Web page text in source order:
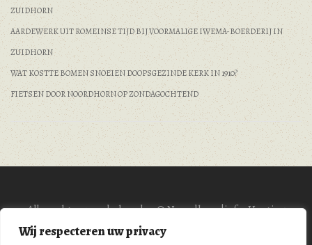
Wij respecteren uw privacy
ZUIDHORN
AARDEWERK UIT ROMEINSE TIJD BIJ VOORMALIGE IWEMA-BOERDERIJ IN
ZUIDHORN
WAT KOSTTE BOMEN SNOEIEN DOOPSGEZINDE KERK IN 1910?
FIETSEN DOOR NOORDHORN OP ZONDAGOCHTEND
Alle rechten voorbehouden © Noordhorn|info. Hosting
BrinkmanIT|Privacy protocol